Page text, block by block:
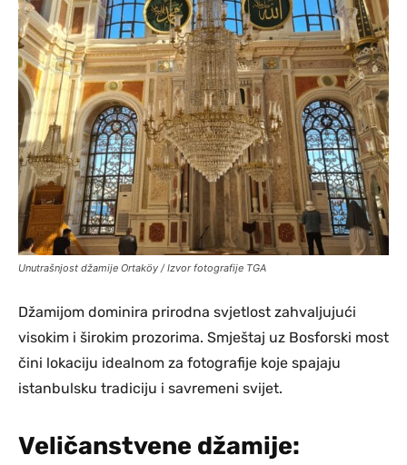
Unutrašnjost džamije Ortaköy / Izvor fotografije TGA
Džamijom dominira prirodna svjetlost zahvaljujući
visokim i širokim prozorima. Smještaj uz Bosforski most
čini lokaciju idealnom za fotografije koje spajaju
istanbulsku tradiciju i savremeni svijet.
Veličanstvene džamije: